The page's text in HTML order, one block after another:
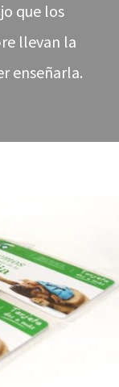
que los
llevan la
enseñarla.